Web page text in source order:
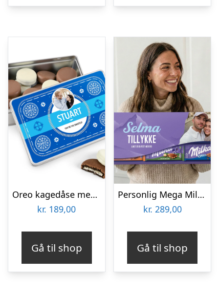
Oreo kagedåse med navn – firkantet
kr. 189,00
Gå til shop
Personlig Mega Milka Chokolade med eget design – 12 plader
kr. 289,00
Gå til shop